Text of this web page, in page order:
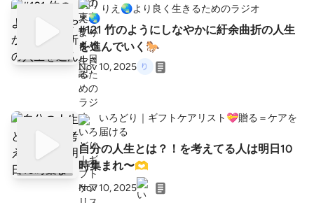
りえ🌏️より良く生きるためのラジオ
#121 竹のようにしなやかに紆余曲折の人生
を進んでいく🐎
Nov 10, 2025
いろどり｜ギフトケアリスト💝贈る＝ケアを
届ける
自分の人生とは？！を考えてる人は明日10
時集まれ〜🫶
Nov 10, 2025